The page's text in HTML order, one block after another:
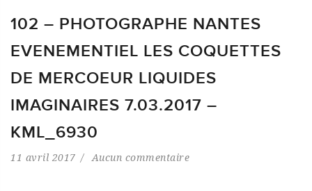
102 – PHOTOGRAPHE NANTES
EVENEMENTIEL LES COQUETTES
DE MERCOEUR LIQUIDES
IMAGINAIRES 7.03.2017 –
KML_6930
11 avril 2017 Aucun commentaire